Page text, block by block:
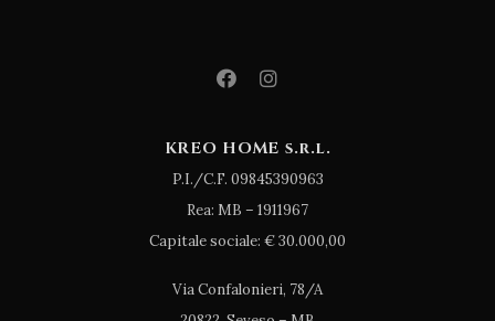
KREO HOME s.r.l.
P.I./C.F. 09845390963
Rea: MB – 1911967
Capitale sociale: € 30.000,00
Via Confalonieri, 78/A